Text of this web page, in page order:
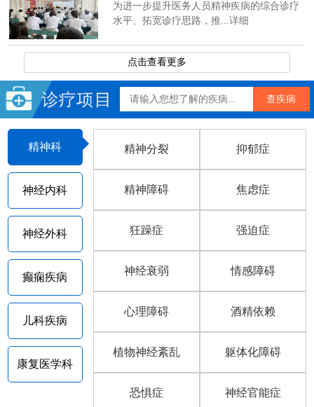
为进一步提升医务人员精神疾病的综合诊疗
水平、拓宽诊疗思路，推...详细
点击查看更多
精神科
神经内科
神经外科
癫痫疾病
儿科疾病
康复医学科
精神分裂 抑郁症
精神障碍 焦虑症
狂躁症 强迫症
神经衰弱 情感障碍
心理障碍 酒精依赖
植物神经紊乱 躯体化障碍
恐惧症 神经官能症